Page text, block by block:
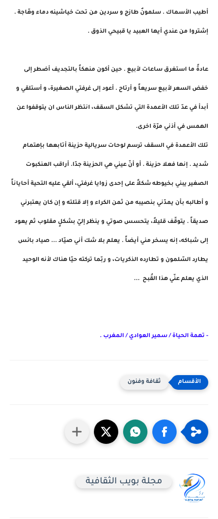
أطيب الأسماك . سلمونٌ طازج و سردين من تحت خياشينه دماء وهّاجة .
إشتروا من عندي أيها العبيد يا قبيحي الذوق .
عادةً ما استغرق ساعات لأبيع . حين أكون منهكاً بالتجديف أضطر إلى
خفض السعر لأبيع سريعاً و أرتاح . أعود إلى غرفتي الصغيرة، و أستلقي و
أبدأ في عدّ تلك الأعمدة التي تشكل السقف، انتظر الناس ان يتوقفوا عن
الهمس في أذني مرّة اخرى.
تلك الأعمدة في السقف ترسم لوحات سريالية حزينة أتابعها بإهتمام
شديد . إنها فعلا حزينة . أو أنّ عيني هي الحزينة جدّا. أراقب العنكبوت
الصغير يبني بخيوطه شكلاً على إحدى زوايا غرفتي، ألقي عليه التحية أحاياناً
و أطالبه بأن يمدّني بنصيبه من ثمن الكراء و إلا قتلته و إن كان يعتبرني
صديقاً . يتوقّف قليلاً، يتحسس صوتي و ينظر إليّ بشكلٍ مقلوب ثم يعود
إلى شباكه، إنه يسخر مني أيضاً . يعلم بلا شك أني صيّاد ... صياد بائس
يطارد السّلمون و تطارده الذكريات، و ربّما تركته حيّا هناك لأنه الوحيد
الذي يعلم عنّي هذا القُبح ...
- تهمة الحياة / سمير العوادي / المغرب .
ثقافة وفنون
مجلة بويب الثقافية